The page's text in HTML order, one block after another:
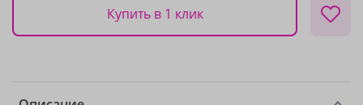
Купить в 1 клик